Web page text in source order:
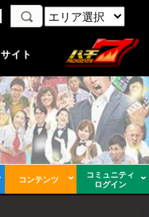
イト
コンテンツ
コミュニティ
ログイン